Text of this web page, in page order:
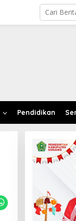
Pendidikan